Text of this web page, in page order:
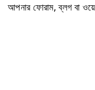
আপনার ফোরাম, ব্লগ বা